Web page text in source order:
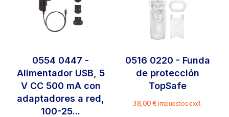
0554 0447 -
Alimentador USB, 5
V CC 500 mA con
adaptadores a red,
100-25...
0516 0220 - Funda
de protección
TopSafe
38,00€ impuestos excl.